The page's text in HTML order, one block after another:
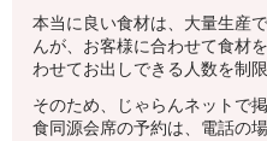
本当に良い食材は、大量生産
んが、お客様に合わせて食材
わせてお出しできる人数を制
そのため、じゃらんネットで
食同源会席の予約は、電話の